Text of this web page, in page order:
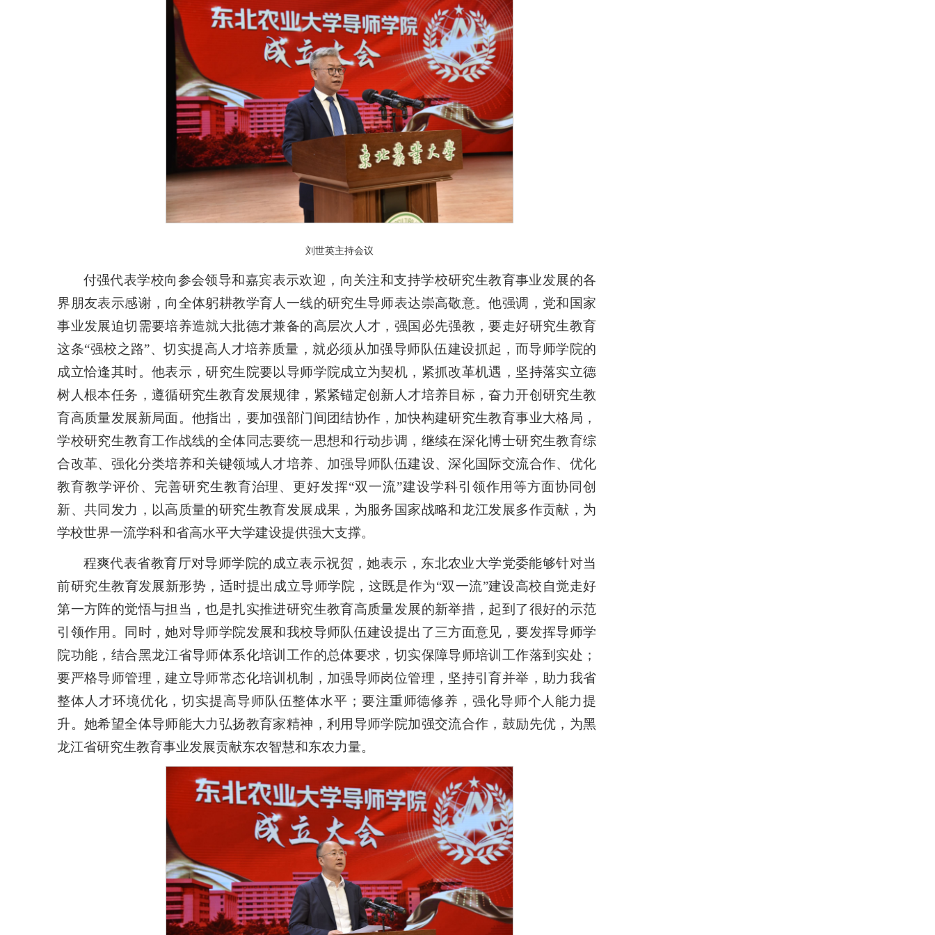
刘世英主持会议
付强代表学校向参会领导和嘉宾表示欢迎，向关注和支持学校研究生教育事业发展的各
界朋友表示感谢，向全体躬耕教学育人一线的研究生导师表达崇高敬意。他强调，党和国家
事业发展迫切需要培养造就大批德才兼备的高层次人才，强国必先强教，要走好研究生教育
这条“强校之路”、切实提高人才培养质量，就必须从加强导师队伍建设抓起，而导师学院的
成立恰逢其时。他表示，研究生院要以导师学院成立为契机，紧抓改革机遇，坚持落实立德
树人根本任务，遵循研究生教育发展规律，紧紧锚定创新人才培养目标，奋力开创研究生教
育高质量发展新局面。他指出，要加强部门间团结协作，加快构建研究生教育事业大格局，
学校研究生教育工作战线的全体同志要统一思想和行动步调，继续在深化博士研究生教育综
合改革、强化分类培养和关键领域人才培养、加强导师队伍建设、深化国际交流合作、优化
教育教学评价、完善研究生教育治理、更好发挥“双一流”建设学科引领作用等方面协同创
新、共同发力，以高质量的研究生教育发展成果，为服务国家战略和龙江发展多作贡献，为
学校世界一流学科和省高水平大学建设提供强大支撑。
程爽代表省教育厅对导师学院的成立表示祝贺，她表示，东北农业大学党委能够针对当
前研究生教育发展新形势，适时提出成立导师学院，这既是作为“双一流”建设高校自觉走好
第一方阵的觉悟与担当，也是扎实推进研究生教育高质量发展的新举措，起到了很好的示范
引领作用。同时，她对导师学院发展和我校导师队伍建设提出了三方面意见，要发挥导师学
院功能，结合黑龙江省导师体系化培训工作的总体要求，切实保障导师培训工作落到实处；
要严格导师管理，建立导师常态化培训机制，加强导师岗位管理，坚持引育并举，助力我省
整体人才环境优化，切实提高导师队伍整体水平；要注重师德修养，强化导师个人能力提
升。她希望全体导师能大力弘扬教育家精神，利用导师学院加强交流合作，鼓励先优，为黑
龙江省研究生教育事业发展贡献东农智慧和东农力量。